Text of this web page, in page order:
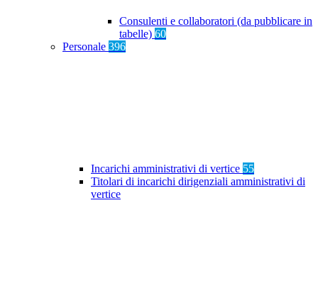
Consulenti e collaboratori (da pubblicare in
tabelle) 60
Personale 396
Incarichi amministrativi di vertice 55
Titolari di incarichi dirigenziali amministrativi di
vertice